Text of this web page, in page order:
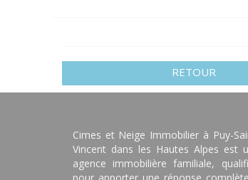
RETOUR
Cimes et Neige Immobilier à Puy-
Vincent dans les Hautes Alpes est
agence immobilière familiale,